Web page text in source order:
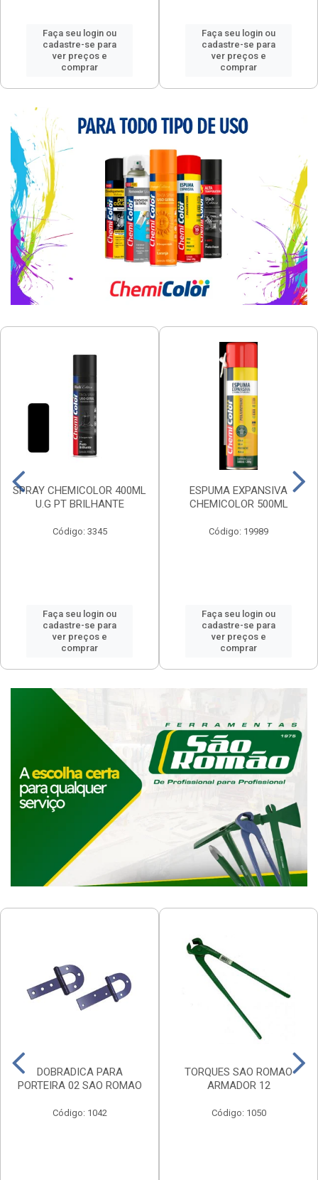
Faça seu login ou
cadastre-se para
ver preços e
comprar
Faça seu login ou
cadastre-se para
ver preços e
comprar
SPRAY CHEMICOLOR 400ML
U.G PT BRILHANTE
Código: 3345
Faça seu login ou
cadastre-se para
ver preços e
comprar
ESPUMA EXPANSIVA
CHEMICOLOR 500ML
Código: 19989
Faça seu login ou
cadastre-se para
ver preços e
comprar
DOBRADICA PARA
PORTEIRA 02 SAO ROMAO
Código: 1042
TORQUES SAO ROMAO
ARMADOR 12
Código: 1050